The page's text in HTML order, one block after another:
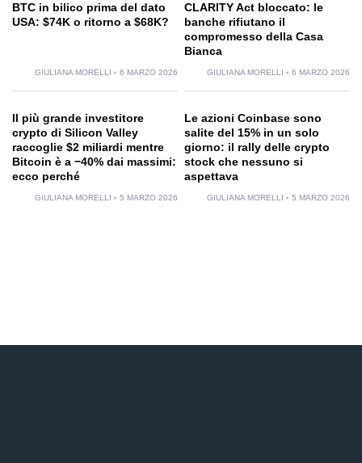
BTC in bilico prima del dato
USA: $74K o ritorno a $68K?
GIULIANA MORELLI 6 MARZO 2026
CLARITY Act bloccato: le
banche rifiutano il
compromesso della Casa
Bianca
GIULIANA MORELLI 6 MARZO 2026
Il più grande investitore
crypto di Silicon Valley
raccoglie $2 miliardi mentre
Bitcoin è a −40% dai massimi:
ecco perché
GIULIANA MORELLI 5 MARZO 2026
Le azioni Coinbase sono
salite del 15% in un solo
giorno: il rally delle crypto
stock che nessuno si
aspettava
GIULIANA MORELLI 5 MARZO 2026